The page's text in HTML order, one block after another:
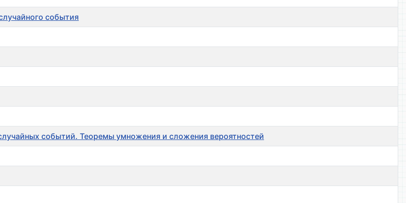
события
событий. Теоремы умножения и сложения вероятностей